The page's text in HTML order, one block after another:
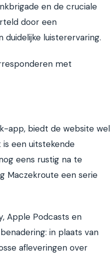
en de cruciale
door een
luisterervaring.
met
app, biedt de website wel
een uitstekende
eens rustig na te
Maczekroute een serie
Apple Podcasts en
in plaats van
afleveringen over